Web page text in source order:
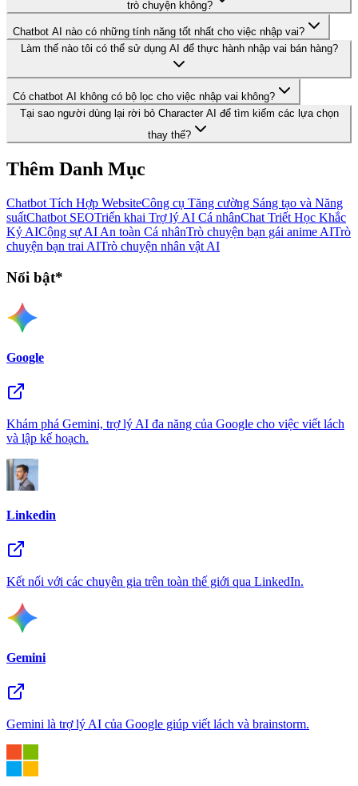
trò chuyện không?
Chatbot AI nào có những tính năng tốt nhất cho việc nhập vai?
Làm thế nào tôi có thể sử dụng AI để thực hành nhập vai bán hàng?
Có chatbot AI không có bộ lọc cho việc nhập vai không?
Tại sao người dùng lại rời bỏ Character AI để tìm kiếm các lựa chọn
thay thế?
Thêm Danh Mục
Chatbot Tích Hợp WebsiteCông cụ Tăng cường Sáng tạo và Năng
suấtChatbot SEOTriển khai Trợ lý AI Cá nhânChat Triết Học Khắc
Kỷ AICộng sự AI An toàn Cá nhânTrò chuyện bạn gái anime AITrò
chuyện bạn trai AITrò chuyện nhân vật AI
Nổi bật*
Google
Khám phá Gemini, trợ lý AI đa năng của Google cho việc viết lách
và lập kế hoạch.
Linkedin
Kết nối với các chuyên gia trên toàn thế giới qua LinkedIn.
Gemini
Gemini là trợ lý AI của Google giúp viết lách và brainstorm.